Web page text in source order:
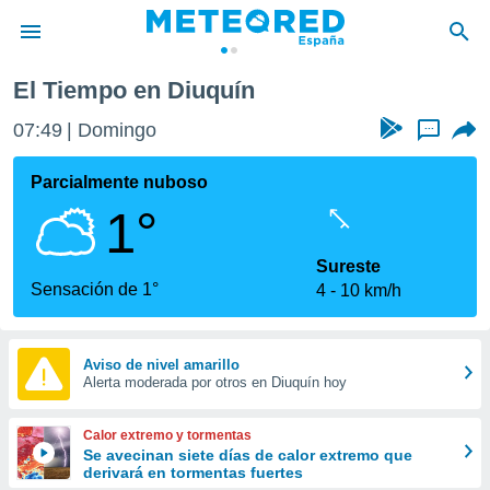
de
por
se
calidad.
a este
las
y
forma
digital
basada
El Tiempo en Diuquín
07:49 Domingo ...
Parcialmente nuboso
1°
Sensación de 1°
Sureste
4
10 km/h
Aviso de nivel amarillo
Alerta moderada por otros en Diuquín hoy
Calor extremo y tormentas
Se avecinan siete días de calor extremo que
derivará en tormentas fuertes